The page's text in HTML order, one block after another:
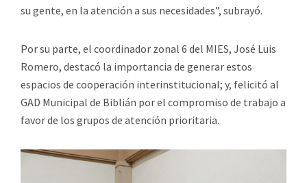
su gente, en la atención a sus necesidades”, subrayó.
Por su parte, el coordinador zonal 6 del MIES, José Luis
Romero, destacó la importancia de generar estos
espacios de cooperación interinstitucional; y, felicitó al
GAD Municipal de Biblián por el compromiso de trabajo a
favor de los grupos de atención prioritaria.